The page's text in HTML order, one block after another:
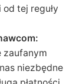
tej reguły
zaufanym
niezbędne